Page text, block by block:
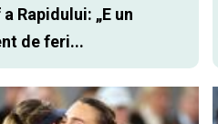
Rapidului: „E un
de feri...